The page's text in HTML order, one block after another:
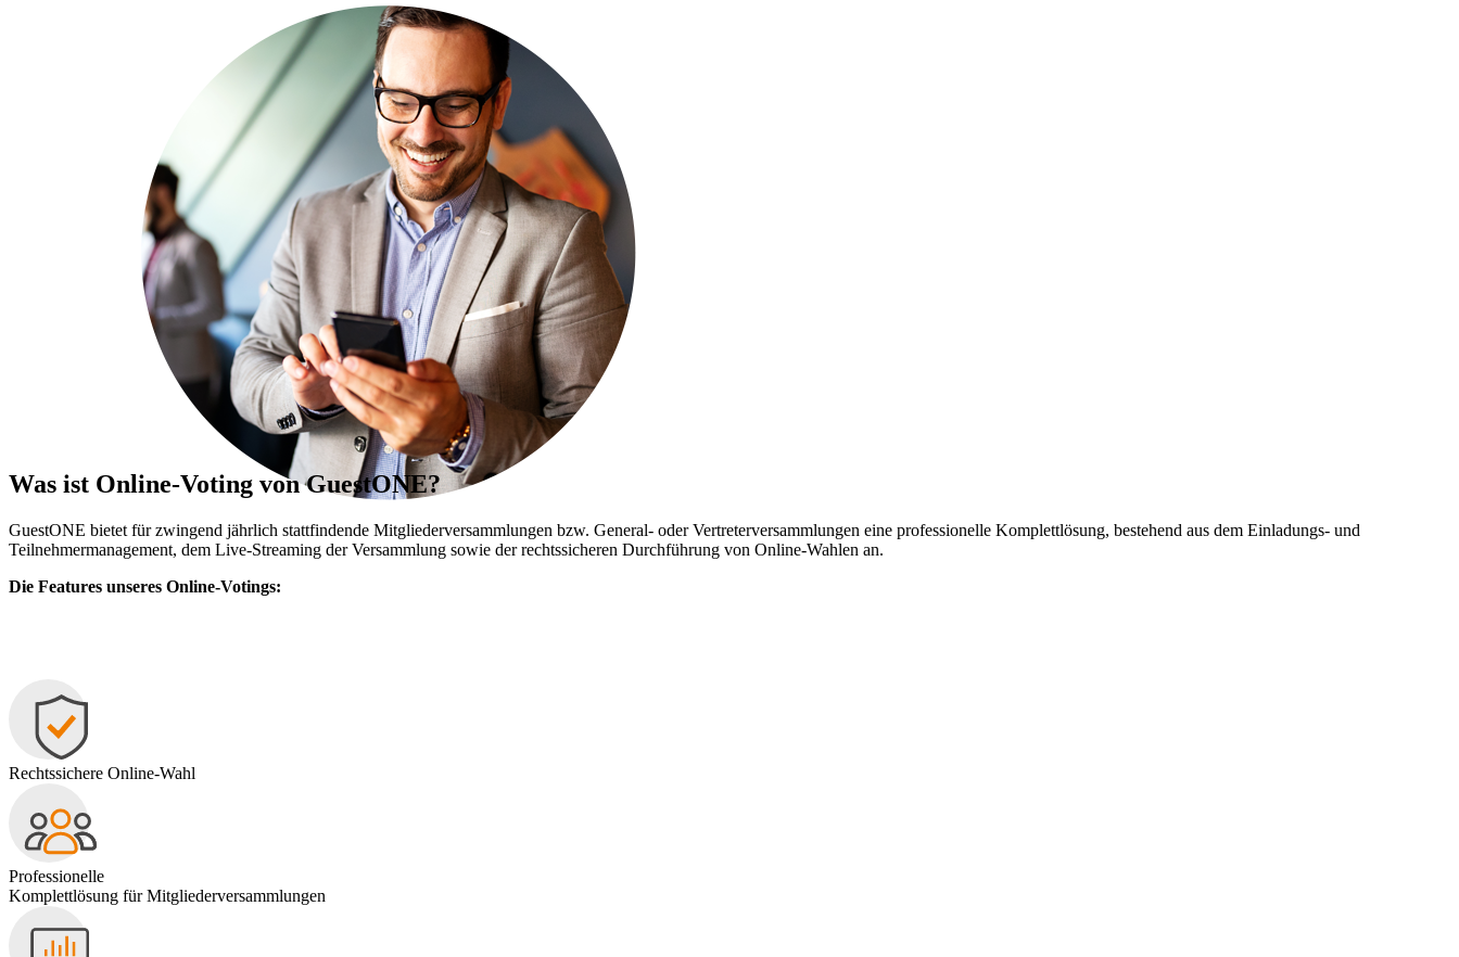
Was ist Online-Voting von GuestONE?
GuestONE bietet für zwingend jährlich stattfindende Mitgliederversammlungen bzw. General- oder Vertreterversammlungen eine professionelle Komplettlösung, bestehend aus dem Einladungs- und
Teilnehmermanagement, dem Live-Streaming der Versammlung sowie der rechtssicheren Durchführung von Online-Wahlen an.
Die Features unseres Online-Votings:
Rechtssichere Online-Wahl
Professionelle
Komplettlösung für Mitgliederversammlungen